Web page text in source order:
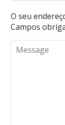
O seu
Campos